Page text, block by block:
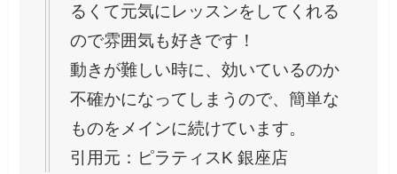
るくて元気にレッスンをしてくれる
ので雰囲気も好きです！
動きが難しい時に、効いているのか
不確かになってしまうので、簡単な
ものをメインに続けています。
引用元：ピラティスK 銀座店